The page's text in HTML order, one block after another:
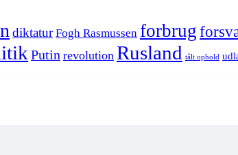
diktatur Fogh Rasmussen forbrug
Putin revolution Rusland tålt ophold